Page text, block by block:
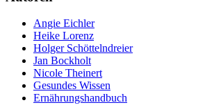
Angie Eichler
Heike Lorenz
Holger Schöttelndreier
Jan Bockholt
Nicole Theinert
Gesundes Wissen
Ernährungshandbuch